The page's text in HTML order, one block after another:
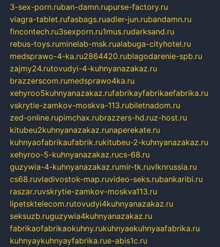
3-sex-porn.ruban-damn.rupurse-factory.ru
viagra-tablet.rufasbags.ruadler-jun.rubandamn.ru
fincontech.ru3sexporn.ru1mus.rudarksand.ru
rebus-toys.ruminelab-msk.rualabuga-cityhotel.ru
medsprawo-4-ka.ru2864420.rublagodarenie-spb.ru
zajmy24.rutovudyi-4-kuhnyanazakaz.ru
brazzerscom.rumedsprawo4ka.ru
xehyroo5kuhnyanazakaz.rufabrikayfabrikaefabrika.ru
vskrytie-zamkov-moskva-113.rubiletnadom.ru
zed-online.rupimchax.rubrazzers-hd.ruz-host.ru
kitubeu2kuhnyanazakaz.runaperekate.ru
kuhnyaofabrikaufabrik.rukitubeu-2-kuhnyanazakaz.ru
xehyroo-5-kuhnyanazakaz.rucs-68.ru
guzywia-4-kuhnyanazakaz.rumir-tk.ruvlknrussia.ru
cs68.ruvladivostok-map.ruvideo-seks.rubankaribi.ru
raszar.ruvskrytie-zamkov-moskva113.ru
lipetsktelecom.rutovudyi4kuhnyanazakaz.ru
seksuzb.ruguzywia4kuhnyanazakaz.ru
fabrikaofabrikaokuhny.rukuhnyaekuhnyaafabrika.ru
kuhnyaykuhnyayfabrika.rue-abis1c.ru